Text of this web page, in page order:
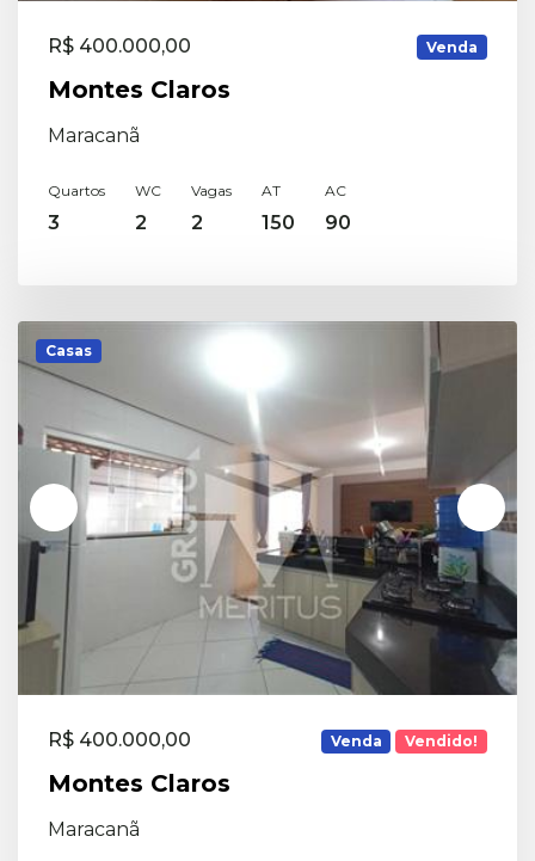
R$ 400.000,00 Venda
Montes Claros
Maracanã
Quartos
3
WC
2
Vagas
2
AT
150
AC
90
Casas
R$ 400.000,00 Venda Vendido!
Montes Claros
Maracanã